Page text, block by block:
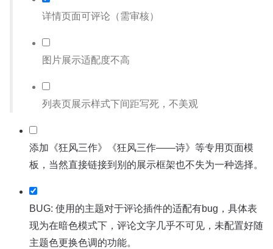
详情页面可评论（需审核）
图片展示适配度不高
列表页展示样式下间距写死，不美观
添加《狂风三作》《狂风三作——诗》等专用页面模
板，当然直接链接到别的展示框架也不失为一种选择。
BUG: 使用的主题对于评论插件的适配有bug，具体表
现为在暗色模式下，评论文字几乎不可见，未配置好随
主题色更换色调的功能。